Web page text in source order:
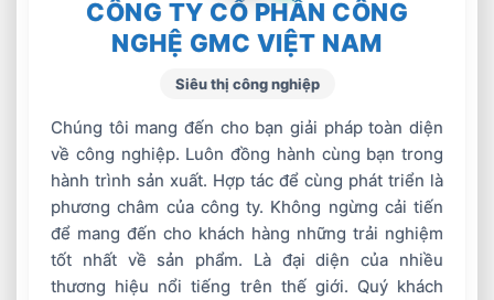
Đây là một vấn đề quan trọng khi sản xuất vì
công ty đang sử dụng quy trình hàn que, thì nó
tương đối dễ dàng để tính toán ra các phương
án tiết kiệm để cân đối. Một mục tiêu chung
cho các thợ hàn là đạt được chiều dài hố hồ
quang mồi từ 2 đến 3 inch. Tùy thuộc vào
chiều dài ban đầu của điện cực, thường là từ 11
đến 18 cm, có thể dễ dàng hình dung ra lượng
CÔNG TY CỔ PHẦN CÔNG
NGHỆ GMC VIỆT NAM
Siêu thị công nghiệp
Chúng tôi mang đến cho bạn giải pháp toàn diện
về công nghiệp. Luôn đồng hành cùng bạn trong
hành trình sản xuất. Hợp tác để cùng phát triển là
phương châm của công ty. Không ngừng cải tiến
để mang đến cho khách hàng những trải nghiệm
tốt nhất về sản phẩm. Là đại diện của nhiều
thương hiệu nổi tiếng trên thế giới. Quý khách